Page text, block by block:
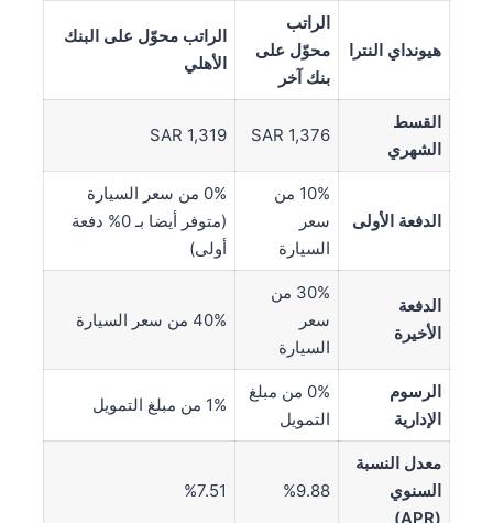
هيونداي النترا
الراتب
محوّل على
بنك آخر
الراتب محوّل على البنك
الأهلي
القسط
الشهري
SAR 1,376
SAR 1,319
الدفعة الأولى
10% من
سعر
السيارة
0% من سعر السيارة
(متوفر أيضا بـ 0% دفعة
أولى)
الدفعة
الأخيرة
30% من
سعر
السيارة
40% من سعر السيارة
الرسوم
الإدارية
0% من مبلغ
التمويل
1% من مبلغ التمويل
معدل النسبة
السنوي
(APR)
%9.88
%7.51